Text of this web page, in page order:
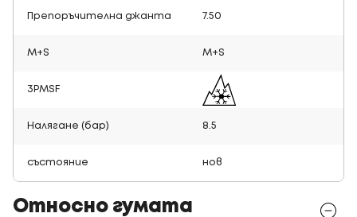
Препоръчителна джанта 7.50
M+S M+S
3PMSF
Налягане (бар) 8.5
състояние нов
Относно гумата